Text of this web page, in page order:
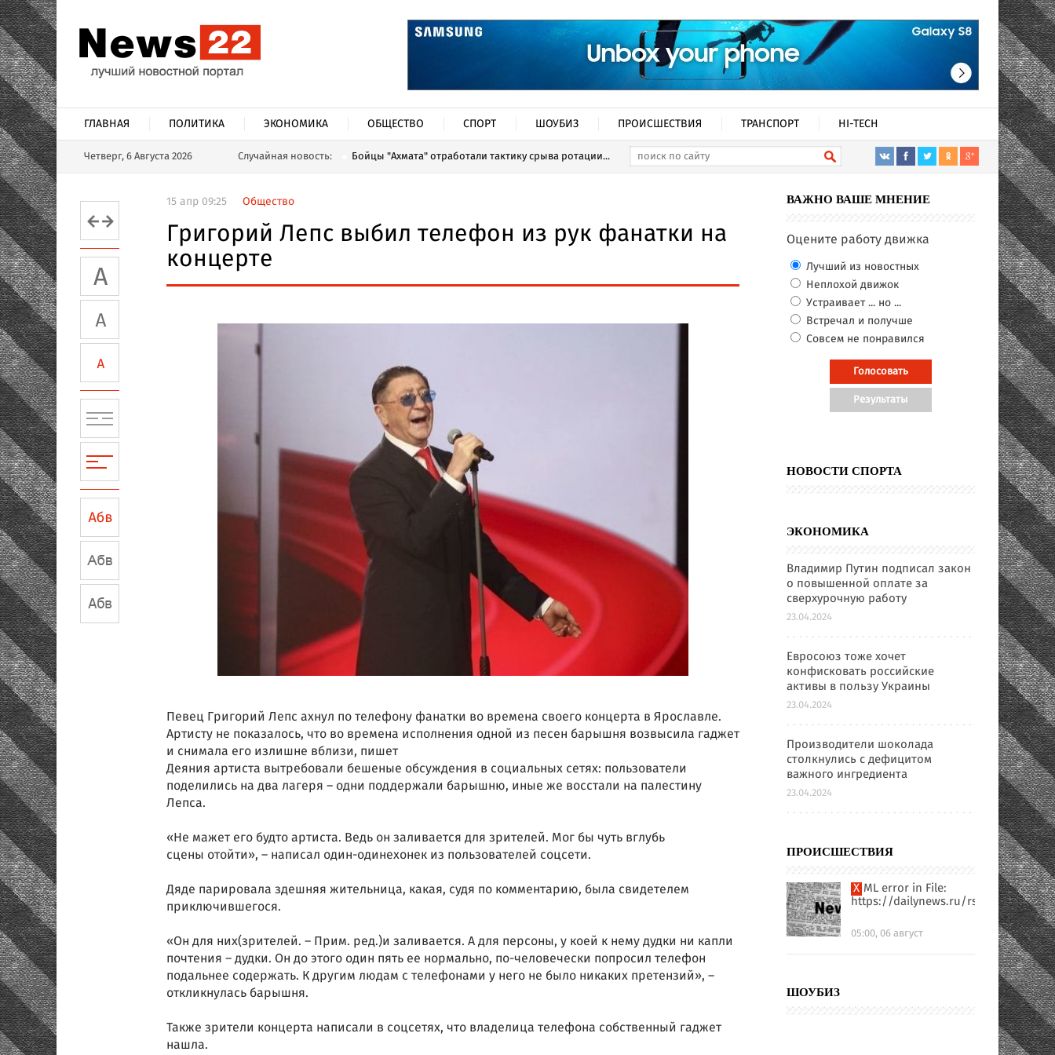
ГЛАВНАЯ ПОЛИТИКА ЭКОНОМИКА ОБЩЕСТВО СПОРТ ШОУБИЗ ПРОИСШЕСТВИЯ ТРАНСПОРТ HI-TECH
Четверг, 6 Августа 2026 Случайная новость: Бойцы "Ахмата" отработали тактику срыва ротации...
15 апр 09:25 Общество
Григорий Лепс выбил телефон из рук фанатки на
концерте
Певец Григорий Лепс ахнул по телефону фанатки во времена своего концерта в Ярославле.
Артисту не показалось, что во времена исполнения одной из песен барышня возвысила гаджет
и снимала его излишне вблизи, пишет
Деяния артиста вытребовали бешеные обсуждения в социальных сетях: пользователи
поделились на два лагеря – одни поддержали барышню, иные же восстали на палестину
Лепса.
«Не мажет его будто артиста. Ведь он заливается для зрителей. Мог бы чуть вглубь
сцены отойти», – написал один-одинехонек из пользователей соцсети.
Дяде парировала здешняя жительница, какая, судя по комментарию, была свидетелем
приключившегося.
«Он для них(зрителей. – Прим. ред.)и заливается. А для персоны, у коей к нему дудки ни капли
почтения – дудки. Он до этого один пять ее нормально, по-человечески попросил телефон
подальнее содержать. К другим людам с телефонами у него не было никаких претензий», –
откликнулась барышня.
Также зрители концерта написали в соцсетях, что владелица телефона собственный гаджет
нашла.
ВАЖНО ВАШЕ МНЕНИЕ
Оцените работу движка
Лучший из новостных
Неплохой движок
Устраивает ... но ...
Встречал и получше
Совсем не понравился
НОВОСТИ СПОРТА
ЭКОНОМИКА
Владимир Путин подписал закон
о повышенной оплате за
сверхурочную работу
23.04.2024
Евросоюз тоже хочет
конфисковать российские
активы в пользу Украины
23.04.2024
Производители шоколада
столкнулись с дефицитом
важного ингредиента
23.04.2024
ПРОИСШЕСТВИЯ
XML error in File:
https://dailynews.ru/rssfull.xml
05:00, 06 август
ШОУБИЗ